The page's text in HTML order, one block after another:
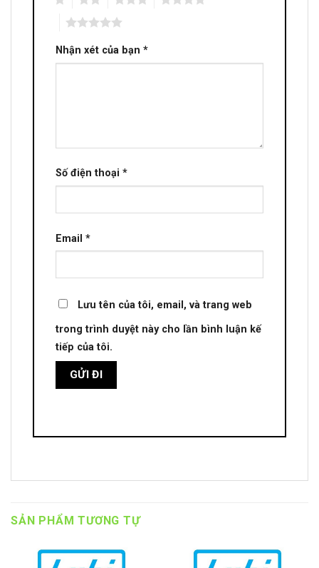
Nhận xét của bạn *
Số điện thoại *
Email *
Lưu tên của tôi, email, và trang web
trong trình duyệt này cho lần bình luận kế
tiếp của tôi.
SẢN PHẨM TƯƠNG TỰ